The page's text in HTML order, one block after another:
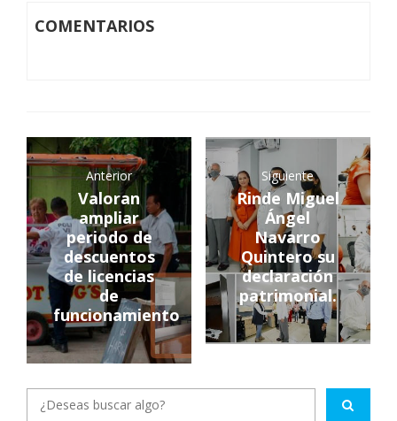
COMENTARIOS
Anterior
Valoran
ampliar
periodo de
descuentos
de licencias
de
funcionamiento
Siguiente
Rinde Miguel
Ángel
Navarro
Quintero su
declaración
patrimonial.